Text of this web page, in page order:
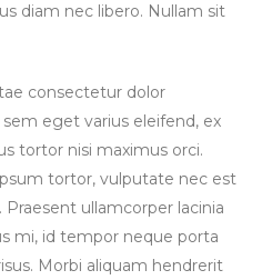
diam nec libero. Nullam sit
consectetur dolor
eget varius eleifend, ex
tortor nisi maximus orci.
tortor, vulputate nec est
ullamcorper lacinia
mi, id tempor neque porta
Morbi aliquam hendrerit